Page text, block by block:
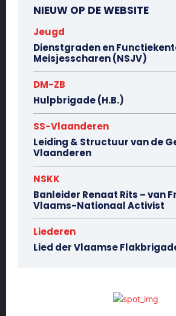
NIEUW OP DE WEBSITE
Jeugd
Dienstgraden en
Meisjesscharen (NSJV)
DM-ZB
Hulpbrigade (H.B.)
SS-Vlaanderen
Leiding & Structuur van de
Vlaanderen
NSKK
Banleider Renaat Rits – van
Vlaams-Nationaal Activist
Liederen
Lied der Vlaamse